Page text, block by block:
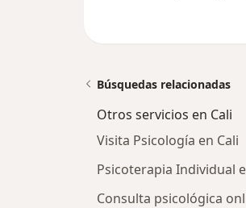
Búsquedas relacionadas
Otros servicios en Cali
Visita Psicología en Cali
Psicoterapia Individual
Consulta psicológica